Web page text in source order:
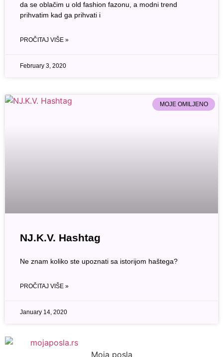
da se oblačim u old fashion fazonu, a modni trend
prihvatim kad ga prihvati i
PROČITAJ VIŠE »
February 3, 2020
MOJE OMILJENO
NJ.K.V. Hashtag
Ne znam koliko ste upoznati sa istorijom haštega?
PROČITAJ VIŠE »
January 14, 2020
Moja posla